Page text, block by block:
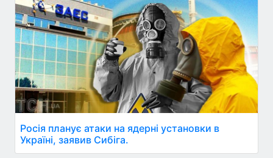
Росія планує атаки на ядерні установки в
Україні, заявив Сибіга.